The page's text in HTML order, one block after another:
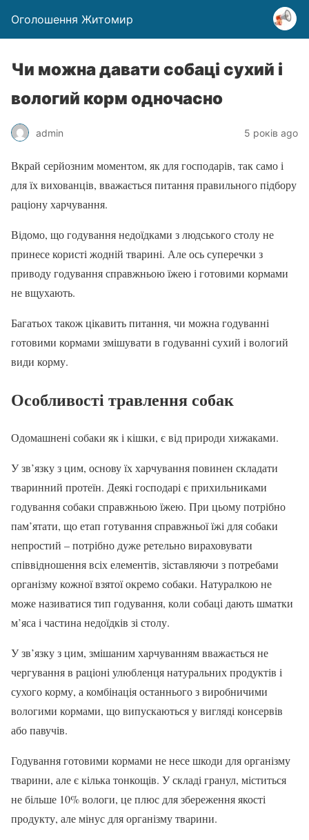
Оголошення Житомир
Чи можна давати собаці сухий і
вологий корм одночасно
admin 5 років ago
Вкрай серйозним моментом, як для господарів, так само і
для їх вихованців, вважається питання правильного підбору
раціону харчування.
Відомо, що годування недоїдками з людського столу не
принесе користі жодній тварині. Але ось суперечки з
приводу годування справжньою їжею і готовими кормами
не вщухають.
Багатьох також цікавить питання, чи можна годуванні
готовими кормами змішувати в годуванні сухий і вологий
види корму.
Особливості травлення собак
Одомашнені собаки як і кішки, є від природи хижаками.
У зв’язку з цим, основу їх харчування повинен складати
тваринний протеїн. Деякі господарі є прихильниками
годування собаки справжньою їжею. При цьому потрібно
пам’ятати, що етап готування справжньої їжі для собаки
непростий – потрібно дуже ретельно вираховувати
співвідношення всіх елементів, зіставляючи з потребами
організму кожної взятої окремо собаки. Натуралкою не
може називатися тип годування, коли собаці дають шматки
м’яса і частина недоїдків зі столу.
У зв’язку з цим, змішаним харчуванням вважається не
чергування в раціоні улюбленця натуральних продуктів і
сухого корму, а комбінація останнього з виробничими
вологими кормами, що випускаються у вигляді консервів
або павучів.
Годування готовими кормами не несе шкоди для організму
тварини, але є кілька тонкощів. У складі гранул, міститься
не більше 10% вологи, це плюс для збереження якості
продукту, але мінус для організму тварини.